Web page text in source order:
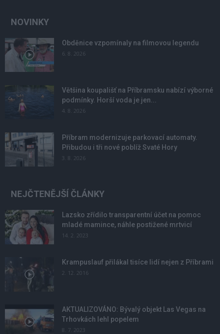
NOVINKY
Obděnice vzpomínaly na filmovou legendu
6. 8. 2026
Většina koupališť na Příbramsku nabízí výborné
podmínky. Horší voda je jen...
4. 8. 2026
Příbram modernizuje parkovací automaty.
Přibudou i tři nové poblíž Svaté Hory
3. 8. 2026
NEJČTENĚJŠÍ ČLÁNKY
Lazsko zřídilo transparentní účet na pomoc
mladé mamince, náhle postižené mrtvicí
14. 2. 2023
Krampuslauf přilákal tisíce lidí nejen z Příbrami
2. 12. 2016
AKTUALIZOVÁNO: Bývalý objekt Las Vegas na
Trhovkách lehl popelem
8. 7. 2023